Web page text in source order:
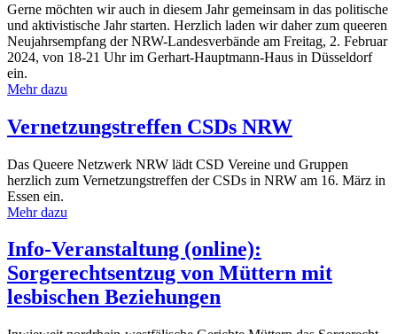
Gerne möchten wir auch in diesem Jahr gemeinsam in das politische
und aktivistische Jahr starten. Herzlich laden wir daher zum queeren
Neujahrsempfang der NRW-Landesverbände am Freitag, 2. Februar
2024, von 18-21 Uhr im Gerhart-Hauptmann-Haus in Düsseldorf
ein.
Mehr dazu
Vernetzungstreffen CSDs NRW
Das Queere Netzwerk NRW lädt CSD Vereine und Gruppen
herzlich zum Vernetzungstreffen der CSDs in NRW am 16. März in
Essen ein.
Mehr dazu
Info-Veranstaltung (online):
Sorgerechtsentzug von Müttern mit
lesbischen Beziehungen